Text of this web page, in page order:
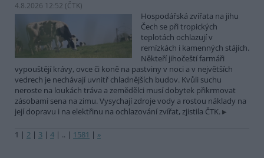
4.8.2026 12:52 (ČTK)
Hospodářská zvířata na jihu
Čech se při tropických
teplotách ochlazují v
remízkách i kamenných stájích.
Někteří jihočeští farmáři
vypouštějí krávy, ovce či koně na pastviny v noci a v největších
vedrech je nechávají uvnitř chladnějších budov. Kvůli suchu
neroste na loukách tráva a zemědělci musí dobytek přikrmovat
zásobami sena na zimu. Vysychají zdroje vody a rostou náklady na
její dopravu i na elektřinu na ochlazování zvířat, zjistila ČTK.
1 | 2 | 3 | 4 | .. | 1581 | »